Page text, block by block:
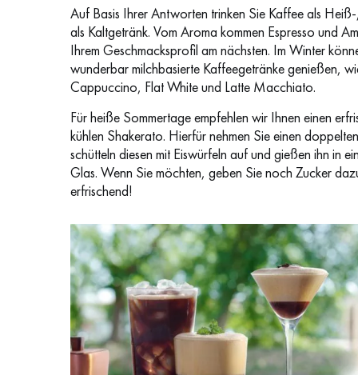
Auf Basis Ihrer Antworten trinken Sie Kaffee als
als Kaltgetränk. Vom Aroma kommen Espresso und
Ihrem Geschmacksprofil am nächsten. Im Winter
wunderbar milchbasierte Kaffeegetränke genießen,
Cappuccino, Flat White und Latte Macchiato.
Für heiße Sommertage empfehlen wir Ihnen einen
kühlen Shakerato. Hierfür nehmen Sie einen
schütteln diesen mit Eiswürfeln auf und gießen ihn in
Glas. Wenn Sie möchten, geben Sie noch Zucker
erfrischend!